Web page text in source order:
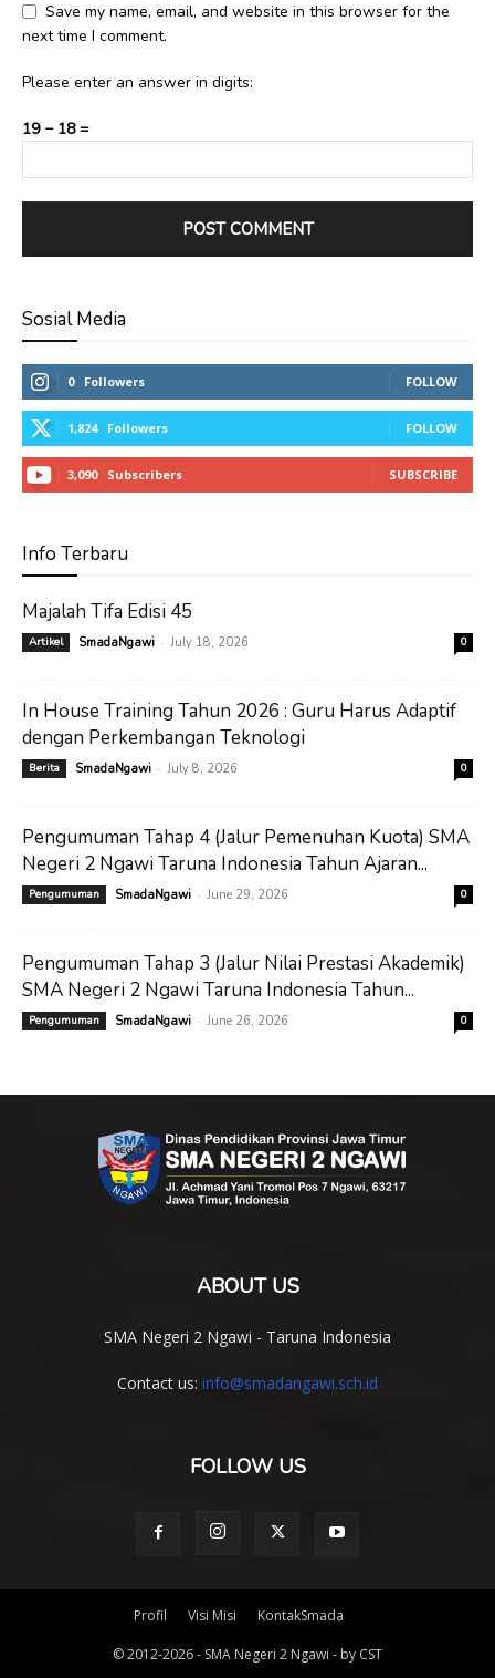
Save my name, email, and website in this browser for the
next time I comment.
Please enter an answer in digits:
19 − 18 =
Sosial Media
0 Followers FOLLOW
1,824 Followers FOLLOW
3,090 Subscribers SUBSCRIBE
Info Terbaru
Majalah Tifa Edisi 45
Artikel SmadaNgawi - July 18, 2026 0
In House Training Tahun 2026 : Guru Harus Adaptif
dengan Perkembangan Teknologi
Berita SmadaNgawi - July 8, 2026 0
Pengumuman Tahap 4 (Jalur Pemenuhan Kuota) SMA
Negeri 2 Ngawi Taruna Indonesia Tahun Ajaran...
Pengumuman SmadaNgawi - June 29, 2026 0
Pengumuman Tahap 3 (Jalur Nilai Prestasi Akademik)
SMA Negeri 2 Ngawi Taruna Indonesia Tahun...
Pengumuman SmadaNgawi - June 26, 2026 0
ABOUT US
SMA Negeri 2 Ngawi - Taruna Indonesia
Contact us: info@smadangawi.sch.id
FOLLOW US
Profil Visi Misi KontakSmada
© 2012-2026 - SMA Negeri 2 Ngawi - by CST